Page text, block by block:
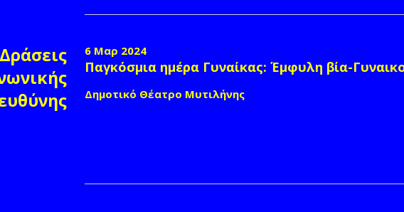
Δράσεις
6 Μαρ 2024
Παγκόσμια ημέρα Γυναίκας: Έμφυλη βία-
Δημοτικό Θέατρο Μυτιλήνης